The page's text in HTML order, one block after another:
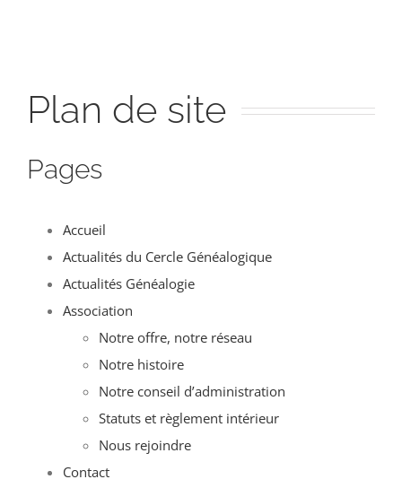
Plan de site
Pages
Accueil
Actualités du Cercle Généalogique
Actualités Généalogie
Association
Notre offre, notre réseau
Notre histoire
Notre conseil d’administration
Statuts et règlement intérieur
Nous rejoindre
Contact